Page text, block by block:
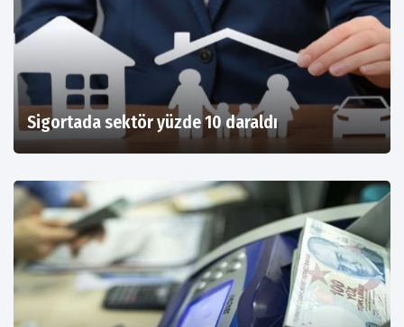
Sigortada sektör yüzde 10 daraldı